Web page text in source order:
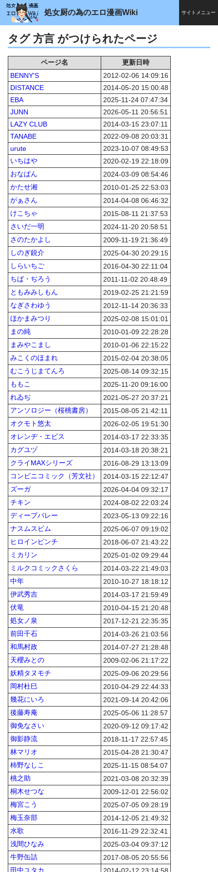
サイトメニュー
処女厨の為のエロ漫画Wiki
タグ 方言 がつけられたページ
ページ名
更新日時
BENNY'S
2012-02-06 14:09:16
DISTANCE
2014-05-20 15:00:48
EBA
2025-11-24 07:47:34
JUNN
2026-05-11 20:56:51
LAZY CLUB
2014-03-15 23:07:11
TANABE
2022-09-08 20:03:31
urute
2023-10-07 08:49:53
いちはや
2020-02-19 22:18:09
おなぱん
2024-03-09 08:54:46
かたせ湘
2010-01-25 22:53:03
がぁさん
2014-04-08 06:46:32
けこちゃ
2015-08-11 21:37:53
さいだ一明
2024-11-20 20:58:51
さのたかよし
2009-11-19 21:36:49
しのぎ鋭介
2025-04-30 20:29:15
しらいちご
2016-04-30 22:11:04
ちば・ぢろう
2011-11-02 20:48:49
ともみみしもん
2019-02-25 21:21:59
なぎさわゆう
2012-11-14 20:36:33
ほかまみつり
2025-02-08 15:01:01
まの純
2010-01-09 22:28:28
まみやこまし
2010-01-06 22:15:22
みこくのほまれ
2015-02-04 20:38:05
むこうじまてんろ
2025-08-14 09:32:15
ももこ
2025-11-20 09:16:00
れゐぢ
2021-05-27 20:37:21
アンソロジー（桜桃書房）
2015-08-05 21:42:11
オクモト悠太
2026-02-05 19:51:30
オレンヂ・エビス
2014-03-17 22:33:35
カグユヅ
2014-03-18 20:38:21
クライMAXシリーズ
2016-08-29 13:13:09
コンビニコミック（芳文社）
2014-03-15 22:12:47
ズーガ
2026-04-04 09:32:17
チキン
2024-08-02 22:03:24
ディープバレー
2023-05-13 09:22:16
ナスムスビム
2025-06-07 09:19:02
ヒロインピンチ
2018-06-07 21:43:22
ミカリン
2025-01-02 09:29:44
ミルクコミックさくら
2014-03-22 21:49:03
中年
2010-10-27 18:18:12
伊武秀吉
2014-03-17 21:59:49
伏竜
2010-04-15 21:20:48
処女ノ泉
2017-12-21 22:35:35
前田千石
2014-03-26 21:03:56
和馬村政
2014-07-27 21:28:48
天櫻みとの
2009-02-06 21:17:22
妖精タヌモチ
2025-09-06 20:29:56
岡村杜巳
2010-04-29 22:44:33
幾花にいろ
2021-09-14 20:42:06
後藤寿庵
2025-05-06 11:28:57
御免なさい
2020-09-12 09:17:42
御影静流
2018-11-17 22:57:45
林マリオ
2015-04-28 21:30:47
柿野なしこ
2025-11-15 08:54:07
桃之助
2021-03-08 20:32:39
桐木せつな
2009-12-01 22:56:02
梅宮こう
2025-07-05 09:28:19
梅玉奈部
2014-12-05 21:49:32
水歌
2016-11-29 22:32:41
浅間ひなみ
2025-03-04 09:37:12
牛野缶詰
2017-08-05 20:55:56
田中ユタカ